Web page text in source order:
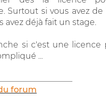
Surtout si vous avez
avez déjà fait un stage.
si c'est une licence
...
forum